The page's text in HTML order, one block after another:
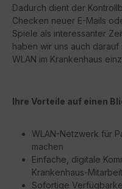
Dadurch dient der
Checken neuer E-Mails
Spiele als interessanter
haben wir uns auch
WLAN im Krankenhaus
Ihre Vorteile auf einen
WLAN-Netzwerk für
machen
Einfache, digitale
Krankenhaus-
Sofortige